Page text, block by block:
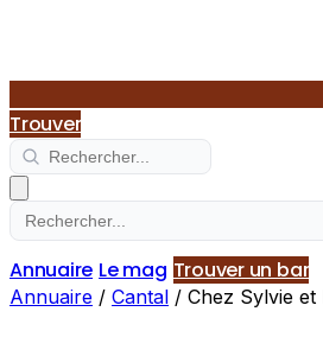
Trouver
Annuaire Le mag Trouver un bar
Annuaire / Cantal / Chez Sylvie